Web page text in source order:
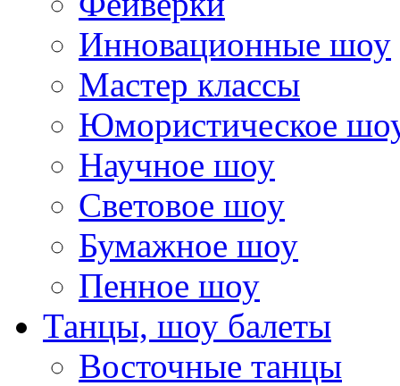
Инновационные шоу
Мастер классы
Юмористическое
Научное шоу
Световое шоу
Бумажное шоу
Пенное шоу
Танцы, шоу балеты
Восточные танцы